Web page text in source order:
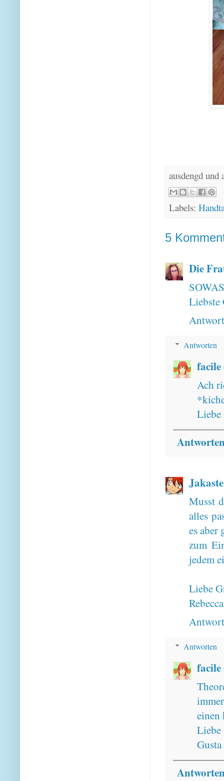
ausdengd
Labels:
5
Die
Liebste
Antworten
facile
Ach
Liebe
Musst
alles
es aber
zum
jedem
Liebe
Rebecca
Antworten
facile
einen
Liebe
Gusta